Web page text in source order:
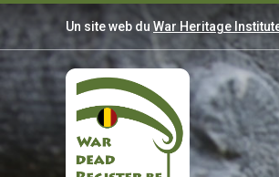
Aller
au
contenu
principal
Un site web du War Heritage